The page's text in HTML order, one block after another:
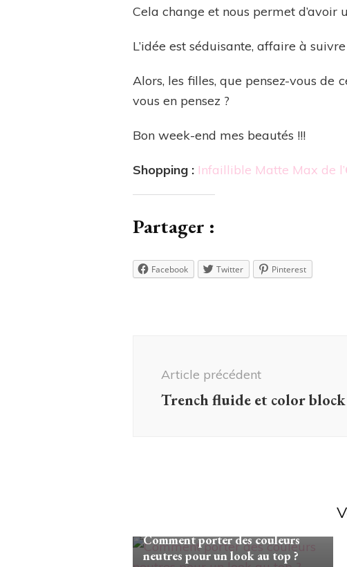
Cela change et nous permet
L’idée est séduisante, affaire à
Alors, les filles, que pensez-vous de
vous en pensez ?
Bon week-end mes beautés !!!
Shopping : Infaillible Matte Max de l’
Partager :
Facebook Twitter Pinterest
d'article
Article précédent
Trench fluide et color block
Comment porter des couleurs
neutres pour un look au top ?